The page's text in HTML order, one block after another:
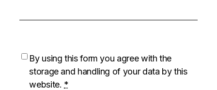
By using this form you agree with the
storage and handling of your data by this
website. *